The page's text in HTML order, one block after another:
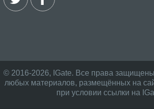
© 2016-2026, IGate. Все права
любых материалов, размещённых на
при условии ссылки на